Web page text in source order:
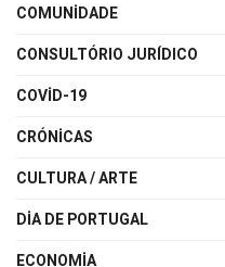
COMUNIDADE
CONSULTÓRIO JURÍDICO
COVID-19
CRÓNICAS
CULTURA / ARTE
DIA DE PORTUGAL
ECONOMIA